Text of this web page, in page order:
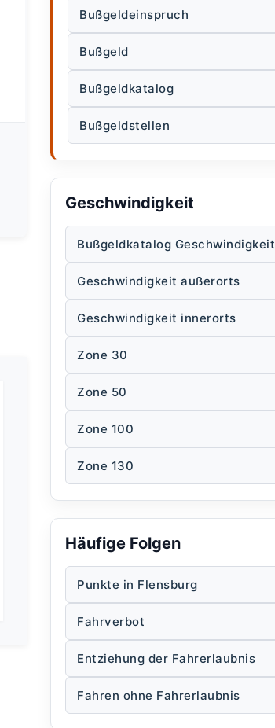
Bußgeldeinspruch
Bußgeld
Bußgeldkatalog
Bußgeldstellen
Geschwindigkeit
Bußgeldkatalog Geschwindigkeit
Geschwindigkeit außerorts
Geschwindigkeit innerorts
Zone 30
Zone 50
Zone 100
Zone 130
Häufige Folgen
Punkte in Flensburg
Fahrverbot
Entziehung der Fahrerlaubnis
Fahren ohne Fahrerlaubnis